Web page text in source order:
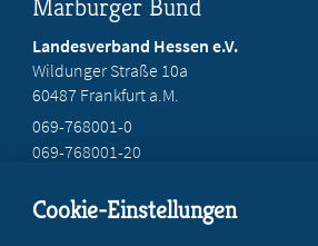
Marburger Bund
Landesverband Hessen e.V.
Wildunger Straße 10a
60487 Frankfurt a.M.
069-768001-0
069-768001-20
Cookie-Einstellungen